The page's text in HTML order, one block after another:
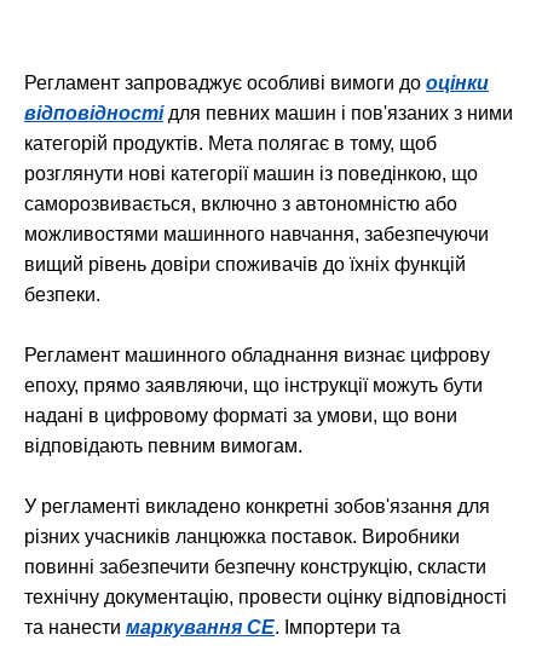
Регламент запроваджує особливі вимоги до оцінки
відповідностідля певних машин і пов'язаних з ними
категорій продуктів. Мета полягає в тому, щоб
розглянути нові категорії машин із поведінкою, що
саморозвивається, включно з автономністю або
можливостями машинного навчання, забезпечуючи
вищий рівень довіри споживачів до їхніх функцій
безпеки.
Регламент машинного обладнання визнає цифрову
епоху, прямо заявляючи, що інструкції можуть бути
надані в цифровому форматі за умови, що вони
відповідають певним вимогам.
У регламенті викладено конкретні зобов'язання для
різних учасників ланцюжка поставок. Виробники
повинні забезпечити безпечну конструкцію, скласти
технічну документацію, провести оцінку відповідності
та нанести маркування CE. Імпортери та